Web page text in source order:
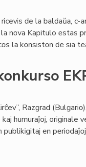
de la baldaŭa, c-
nova Kapitulo estas
la konsiston de sia
Razgrad
humuraĵoj, originale
en